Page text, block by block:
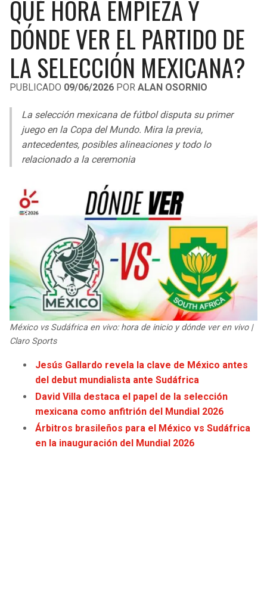
LIGA DE EXPANSIÓN MX
LEAGUES CUP
UEFA EUROPA LEAGUE
UEFA CONFERENCE LEAGUE
MLS
COPA LIBERTADORES
COPA SUDAMERICANA
LIGA BETPLAY
OTRAS LIGAS
RAIDERS
CHARGERS
RAVENS
TEXANS
COLTS
JAGUARS
TITANS
COWBOYS
GIANTS
EAGLES
COMMANDERS
CAVALIERS
PISTONS
PACERS
HEAT
MAGIC
WIZARDS
WARRIORS
CLIPPERS
LAKERS
SUNS
KINGS
QUÉ HORA EMPIEZA Y
DÓNDE VER EL PARTIDO DE
LA SELECCIÓN MEXICANA?
PUBLICADO 09/06/2026 POR ALAN OSORNIO
La selección mexicana de fútbol disputa su primer
juego en la Copa del Mundo. Mira la previa,
antecedentes, posibles alineaciones y todo lo
relacionado a la ceremonia
México vs Sudáfrica en vivo: hora de inicio y dónde ver en vivo |
Claro Sports
Jesús Gallardo revela la clave de México antes
del debut mundialista ante Sudáfrica
David Villa destaca el papel de la selección
mexicana como anfitrión del Mundial 2026
Árbitros brasileños para el México vs Sudáfrica
en la inauguración del Mundial 2026